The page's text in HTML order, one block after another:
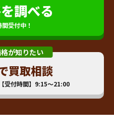
調べる
受付中！
が知りたい
買取相談
受付時間】9:15～21:00